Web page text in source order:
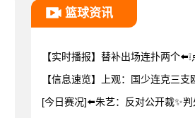
篮球资讯
【实时播报】替补出场连扑两个
【信息速览】上观：国少连克三
[今日赛况]⬅️朱艺：反对公开裁✨